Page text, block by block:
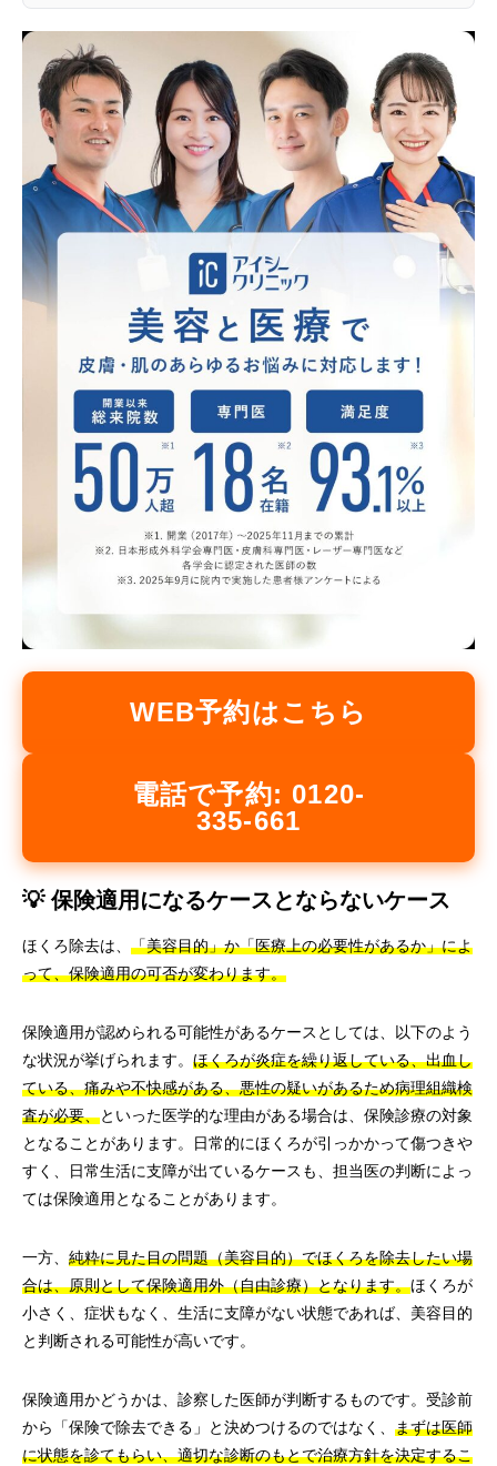
WEB予約はこちら
電話で予約: 0120-
335-661
💡 保険適用になるケースとならないケース
ほくろ除去は、 「美容目的」か「医療上の必要性があるか」によ
って、保険適用の可否が変わります。
保険適用が認められる可能性があるケースとしては、以下のよう
な状況が挙げられます。 ほくろが炎症を繰り返している、出血し
ている、痛みや不快感がある、悪性の疑いがあるため病理組織検
査が必要、といった医学的な理由がある場合は、保険診療の対象
となることがあります。日常的にほくろが引っかかって傷つきや
すく、日常生活に支障が出ているケースも、担当医の判断によっ
ては保険適用となることがあります。
一方、 純粋に見た目の問題（美容目的）でほくろを除去したい場
合は、原則として保険適用外（自由診療）となります。ほくろが
小さく、症状もなく、生活に支障がない状態であれば、美容目的
と判断される可能性が高いです。
保険適用かどうかは、診察した医師が判断するものです。受診前
から「保険で除去できる」と決めつけるのではなく、 まずは医師
に状態を診てもらい、適切な診断のもとで治療方針を決定するこ